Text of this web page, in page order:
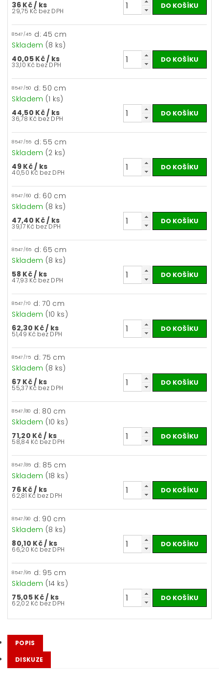
36 Kč/ ks
29,75 Kč bez DPH
8547/45 d: 45 cm
Skladem (8 ks)
40,05 Kč/ ks
33,10 Kč bez DPH
8547/50 d: 50 cm
Skladem (1 ks)
44,50 Kč/ ks
36,78 Kč bez DPH
8547/55 d: 55 cm
Skladem (2 ks)
49 Kč/ ks
40,50 Kč bez DPH
8547/60 d: 60 cm
Skladem (8 ks)
47,40 Kč/ ks
39,17 Kč bez DPH
8547/65 d: 65 cm
Skladem (8 ks)
58 Kč/ ks
47,93 Kč bez DPH
8547/70 d: 70 cm
Skladem (10 ks)
62,30 Kč/ ks
51,49 Kč bez DPH
8547/75 d: 75 cm
Skladem (8 ks)
67 Kč/ ks
55,37 Kč bez DPH
8547/80 d: 80 cm
Skladem (10 ks)
71,20 Kč/ ks
58,84 Kč bez DPH
8547/85 d: 85 cm
Skladem (18 ks)
76 Kč/ ks
62,81 Kč bez DPH
8547/90 d: 90 cm
Skladem (8 ks)
80,10 Kč/ ks
66,20 Kč bez DPH
8547/95 d: 95 cm
Skladem (14 ks)
75,05 Kč/ ks
62,02 Kč bez DPH
POPIS
DISKUZE